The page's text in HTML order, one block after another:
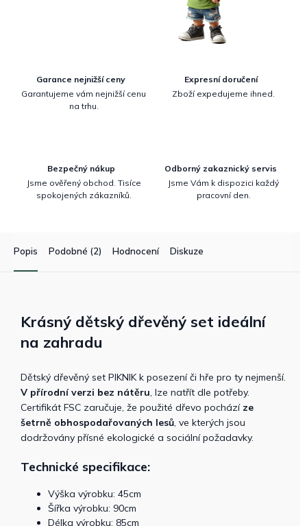
Garance nejnižší ceny
Garantujeme vám nejnižší cenu
na trhu.
Expresní doručení
Zboží expedujeme ihned.
Bezpečný nákup
Jsme ověřený obchod. Tisíce
spokojených zákazníků.
Odborný zakaznický servis
Jsme Vám k dispozici každý
pracovní den.
Popis Podobné (2) Hodnocení Diskuze
Krásný dětský dřevěný set ideální
na zahradu
Dětský dřevěný set PIKNIK k posezení či hře pro ty nejmenší.
V přírodní verzi bez nátěru, lze natřít dle potřeby.
Certifikát FSC zaručuje, že použité dřevo pochází ze
šetrně obhospodařovaných lesů, ve kterých jsou
dodržovány přísné ekologické a sociální požadavky.
Technické specifikace:
Výška výrobku: 45cm
Šířka výrobku: 90cm
Délka výrobku: 85cm